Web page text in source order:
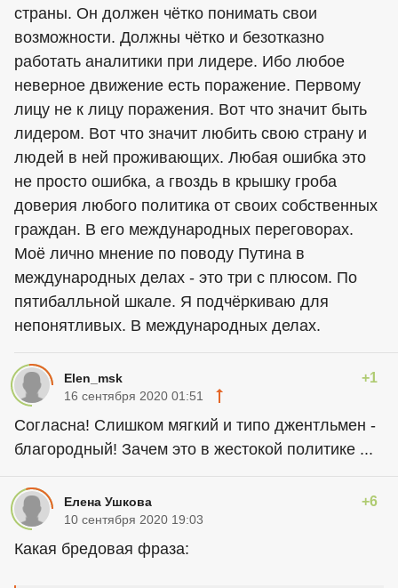
страны. Он должен чётко понимать свои
возможности. Должны чётко и безотказно
работать аналитики при лидере. Ибо любое
неверное движение есть поражение. Первому
лицу не к лицу поражения. Вот что значит быть
лидером. Вот что значит любить свою страну и
людей в ней проживающих. Любая ошибка это
не просто ошибка, а гвоздь в крышку гроба
доверия любого политика от своих собственных
граждан. В его международных переговорах.
Моё лично мнение по поводу Путина в
международных делах - это три с плюсом. По
пятибалльной шкале. Я подчёркиваю для
непонятливых. В международных делах.
Elen_msk +1
16 сентября 2020 01:51
Согласна! Слишком мягкий и типо джентльмен -
благородный! Зачем это в жестокой политике ...
Елена Ушкова +6
10 сентября 2020 19:03
Какая бредовая фраза: